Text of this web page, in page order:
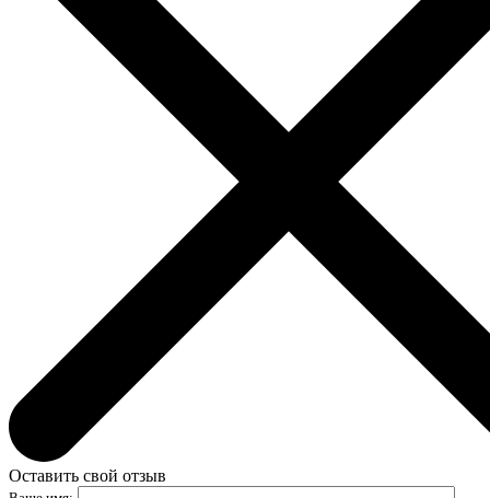
Оставить свой отзыв